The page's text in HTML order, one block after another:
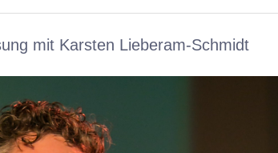
mit Karsten Lieberam-Schmidt